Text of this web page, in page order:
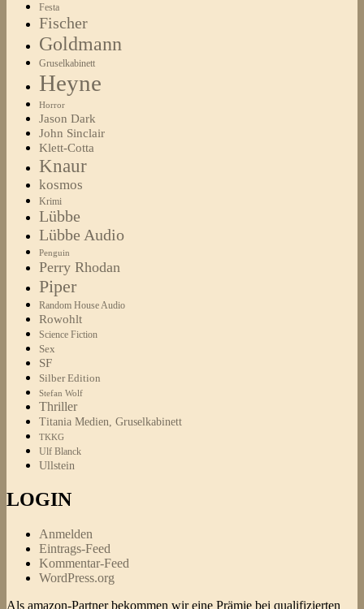
Festa
Fischer
Goldmann
Gruselkabinett
Heyne
Horror
Jason Dark
John Sinclair
Klett-Cotta
Knaur
kosmos
Krimi
Lübbe
Lübbe Audio
Penguin
Perry Rhodan
Piper
Random House Audio
Rowohlt
Science Fiction
Sex
SF
Silber Edition
Stefan Wolf
Thriller
Titania Medien, Gruselkabinett
TKKG
Ulf Blanck
Ullstein
LOGIN
Anmelden
Eintrags-Feed
Kommentar-Feed
WordPress.org
Als amazon-Partner bekommen wir eine Prämie bei qualifizierten